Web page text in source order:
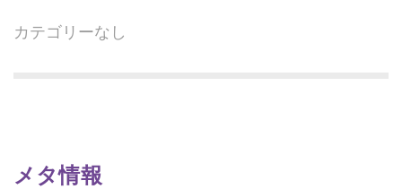
カテゴリーなし
メタ情報